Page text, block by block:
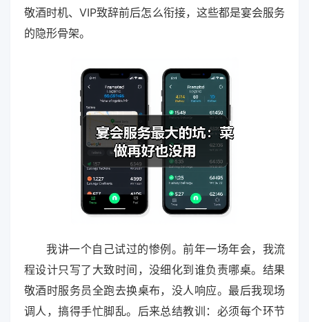
敬酒时机、VIP致辞前后怎么衔接，这些都是宴会服务
的隐形骨架。
我讲一个自己试过的惨例。前年一场年会，我流
程设计只写了大致时间，没细化到谁负责哪桌。结果
敬酒时服务员全跑去换桌布，没人响应。最后我现场
调人，搞得手忙脚乱。后来总结教训：必须每个环节